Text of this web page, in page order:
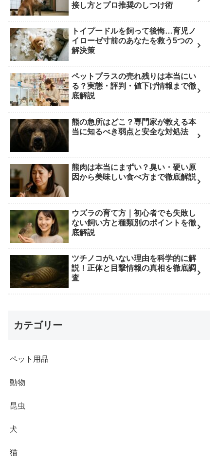
接し方とプロ推奨のしつけ術
トイプードルを飼って後悔…育児ノ
イローゼ寸前のあなたを救う5つの
解決策
ペットプラスの売れ残りは本当にい
る？実態・評判・値下げ情報まで徹
底解説
熊の急所はどこ？専門家が教える本
当に知るべき弱点と安全な対処法
熊肉は本当にまずい？臭い・硬い原
因から美味しい食べ方まで徹底解説
ウズラの育て方｜初心者でも失敗し
ない飼い方と種類別のポイントを徹
底解説
ツチノコがいない理由を科学的に解
説！正体と目撃情報の真相を徹底調
査
カテゴリー
ペット用品
動物
昆虫
犬
猫